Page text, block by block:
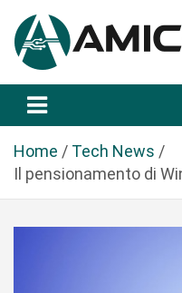
a
Amicopc.com
Home
Tech News
Il pensionamento di